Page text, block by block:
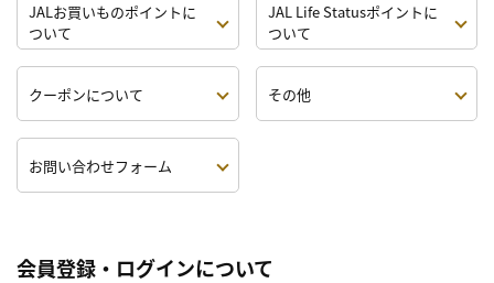
JALお買いものポイントに
ついて
JAL Life Statusポイントに
ついて
クーポンについて その他
お問い合わせフォーム
会員登録・ログインについて